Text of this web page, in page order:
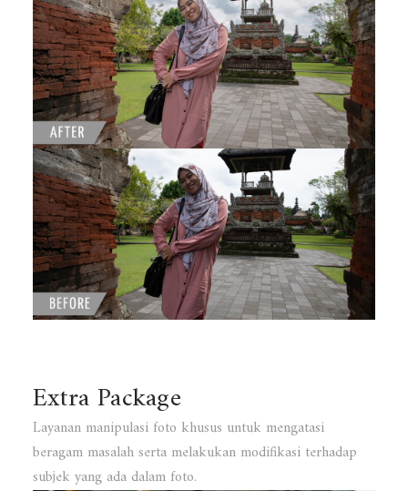
Extra Package
Layanan manipulasi foto khusus untuk mengatasi
beragam masalah serta melakukan modifikasi terhadap
subjek yang ada dalam foto.